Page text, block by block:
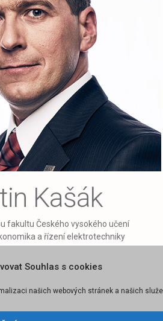
Souhlas s cookies
našich webových stránek a našich
Kašák
fakultu Českého vysokého učení
a řízení elektrotechniky
v oblasti energetiky a před nástupem
regulací, rozvojovými
v energetických společnostech. Ve
za zajištění systémových